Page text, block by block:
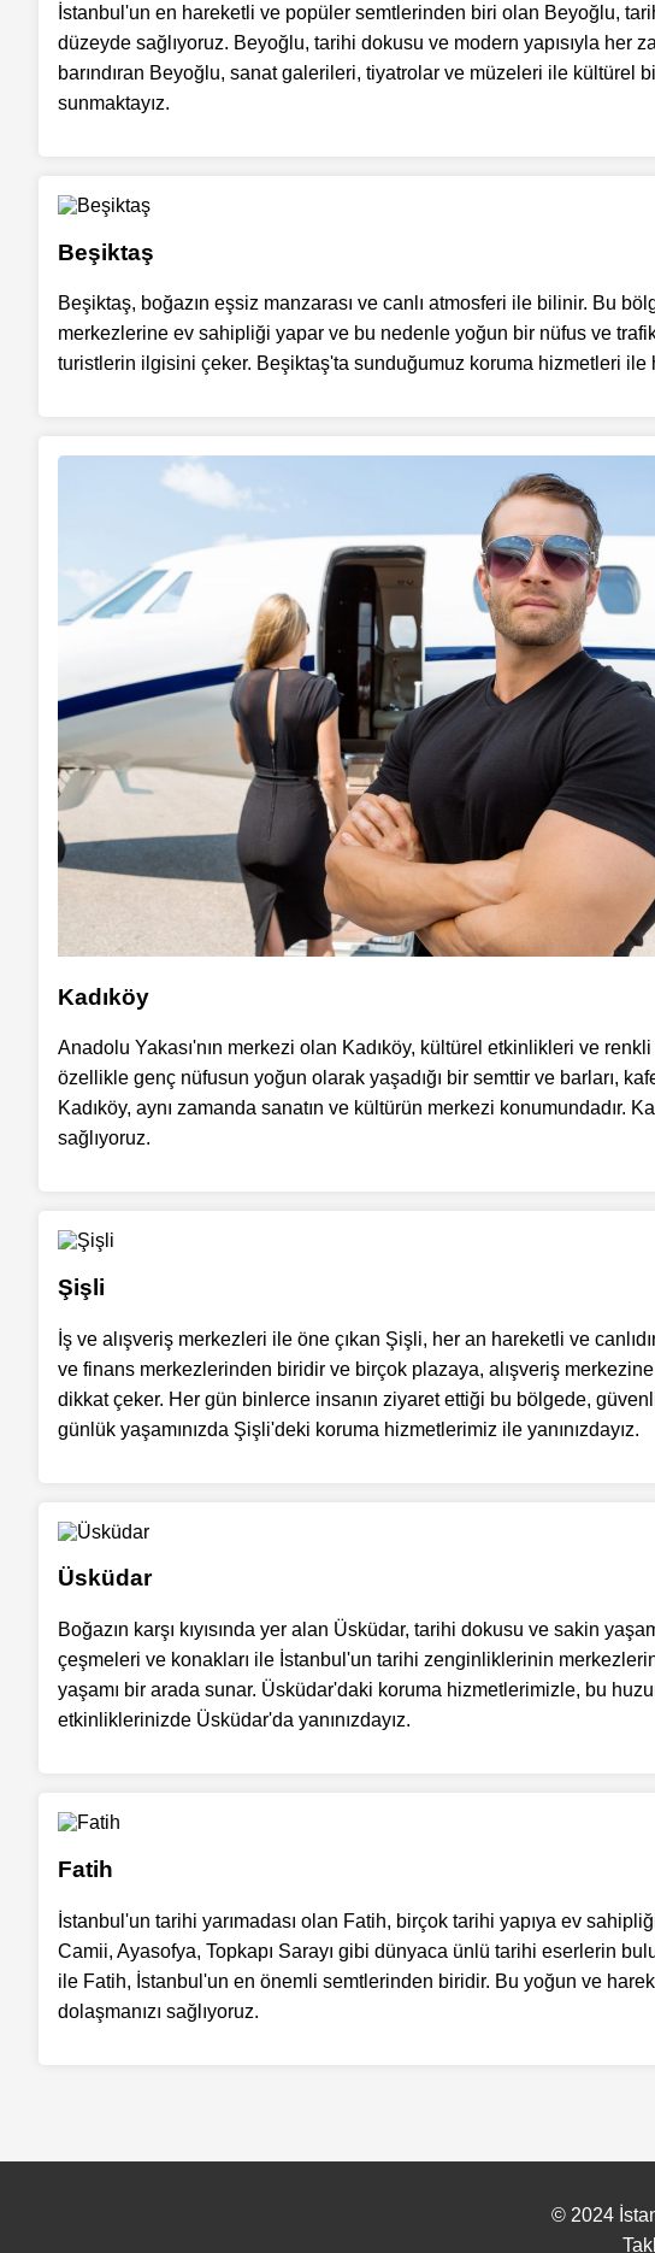
İstanbul'un en hareketli ve popüler semtlerinden biri olan Beyoğlu,
düzeyde sağlıyoruz. Beyoğlu, tarihi dokusu ve modern yapısıyla
barındıran Beyoğlu, sanat galerileri, tiyatrolar ve müzeleri ile
sunmaktayız.
Beşiktaş
Beşiktaş, boğazın eşsiz manzarası ve canlı atmosferi ile bilinir. Bu
merkezlerine ev sahipliği yapar ve bu nedenle yoğun bir nüfus ve
turistlerin ilgisini çeker. Beşiktaş'ta sunduğumuz koruma hizmetleri ile
Kadıköy
Anadolu Yakası'nın merkezi olan Kadıköy, kültürel etkinlikleri ve
özellikle genç nüfusun yoğun olarak yaşadığı bir semttir ve barları,
Kadıköy, aynı zamanda sanatın ve kültürün merkezi konumundadır.
sağlıyoruz.
Şişli
İş ve alışveriş merkezleri ile öne çıkan Şişli, her an hareketli ve
ve finans merkezlerinden biridir ve birçok plazaya, alışveriş
dikkat çeker. Her gün binlerce insanın ziyaret ettiği bu bölgede,
günlük yaşamınızda Şişli'deki koruma hizmetlerimiz ile yanınızdayız.
Üsküdar
Boğazın karşı kıyısında yer alan Üsküdar, tarihi dokusu ve sakin
çeşmeleri ve konakları ile İstanbul'un tarihi zenginliklerinin
yaşamı bir arada sunar. Üsküdar'daki koruma hizmetlerimizle, bu
etkinliklerinizde Üsküdar'da yanınızdayız.
Fatih
İstanbul'un tarihi yarımadası olan Fatih, birçok tarihi yapıya ev
Camii, Ayasofya, Topkapı Sarayı gibi dünyaca ünlü tarihi eserlerin
ile Fatih, İstanbul'un en önemli semtlerinden biridir. Bu yoğun ve
dolaşmanızı sağlıyoruz.
© 2024